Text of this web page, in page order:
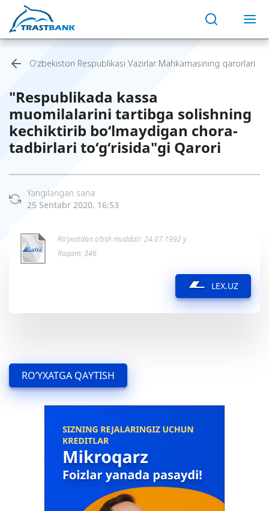
O‘zbekiston Respublikasi Vazirlar Mahkamasining qarorlari
"Respublikada kassa
muomilalarini tartibga solishning
kechiktirib bo‘lmaydigan chora-
tadbirlari to‘g‘risida"gi Qarori
Yangilangan sana:
25 Sentabr 2020, 16:53
Ro’yxatdan o’tish muddati: 24.07.1992 y.
Raqam: 346
LEX.UZ
RO’YXATGA QAYTISH